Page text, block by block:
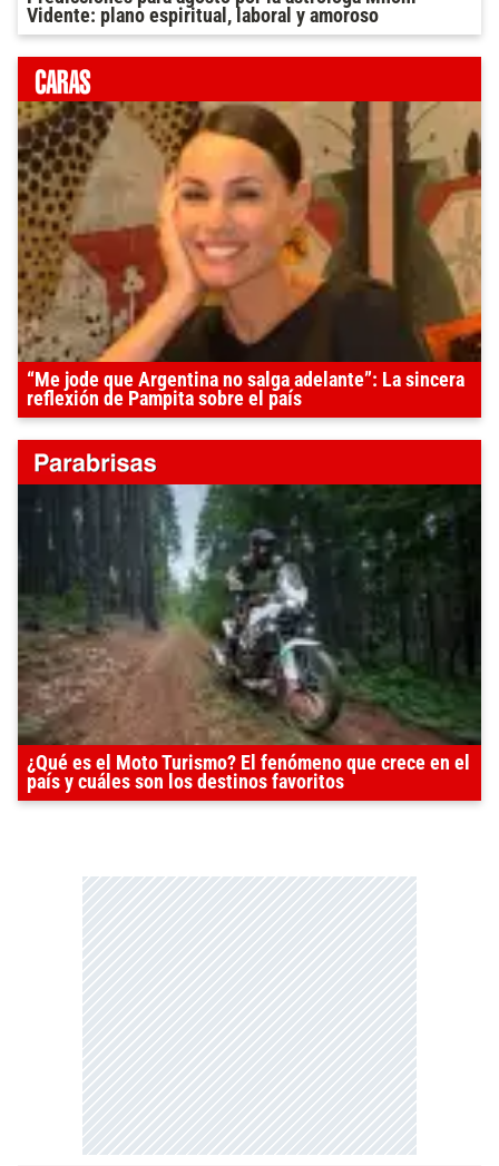
Vidente: plano espiritual, laboral y amoroso
“Me jode que Argentina no salga adelante”: La sincera
reflexión de Pampita sobre el país
¿Qué es el Moto Turismo? El fenómeno que crece en el
país y cuáles son los destinos favoritos